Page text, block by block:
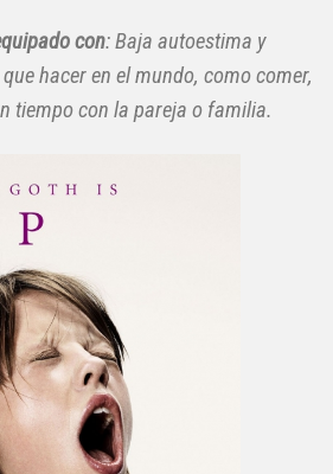
con: Baja autoestima y
hacer en el mundo, como comer,
tiempo con la pareja o familia.